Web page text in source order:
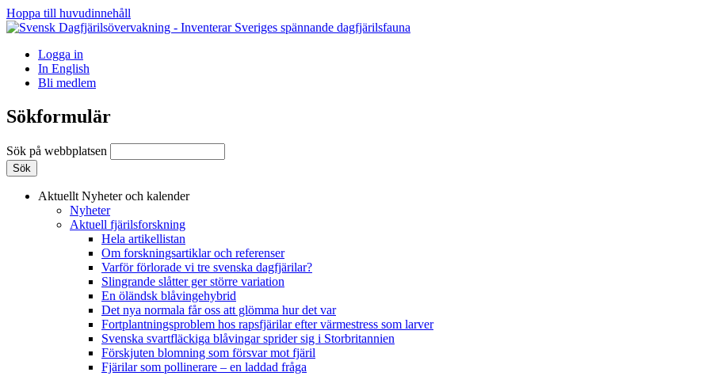
Hoppa till huvudinnehåll
Logga in
In English
Bli medlem
Sökformulär
Sök på webbplatsen
Aktuellt Nyheter och kalender
Nyheter
Aktuell fjärilsforskning
Hela artikellistan
Om forskningsartiklar och referenser
Varför förlorade vi tre svenska dagfjärilar?
Slingrande slåtter ger större variation
En öländsk blåvingehybrid
Det nya normala får oss att glömma hur det var
Fortplantningsproblem hos rapsfjärilar efter värmestress som larver
Svenska svartfläckiga blåvingar sprider sig i Storbritannien
Förskjuten blomning som försvar mot fjäril
Fjärilar som pollinerare – en laddad fråga